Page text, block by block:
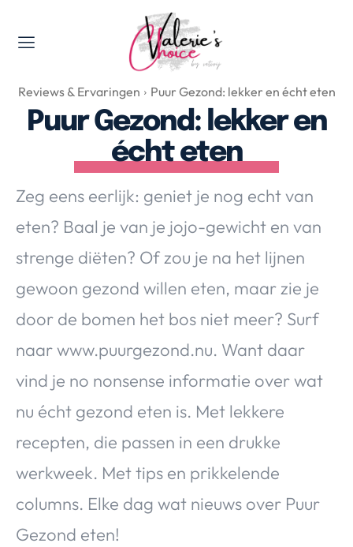
Valerie's Topics
Travel & Culture
Food & Drinks
Happyness & Opmerkelijk
Lifestyle, Sport & Duurzaamheid
Gadgets & Tech
Top 5 van Valerie
Health & Beauty
Huis & Tuin
Nieuws & Media
Over Valerie
Over Valerie
De Top 5
Contact
Food & Drinks Health & Beauty
Reviews & Ervaringen Puur Gezond: lekker en écht eten
Puur Gezond: lekker en
écht eten
Zeg eens eerlijk: geniet je nog echt van
eten? Baal je van je jojo-gewicht en van
strenge diëten? Of zou je na het lijnen
gewoon gezond willen eten, maar zie je
door de bomen het bos niet meer? Surf
naar www.puurgezond.nu. Want daar
vind je no nonsense informatie over wat
nu écht gezond eten is. Met lekkere
recepten, die passen in een drukke
werkweek. Met tips en prikkelende
columns. Elke dag wat nieuws over Puur
Gezond eten!